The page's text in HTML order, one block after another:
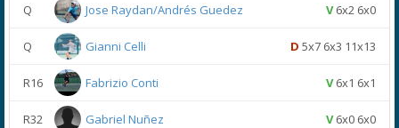
Q Jose Raydan/Andrés Guedez V6x2 6x0
Q Gianni Celli D 5x7 6x3 11x13
R16 Fabrizio Conti V6x1 6x1
R32 Gabriel Nuñez V6x0 6x0